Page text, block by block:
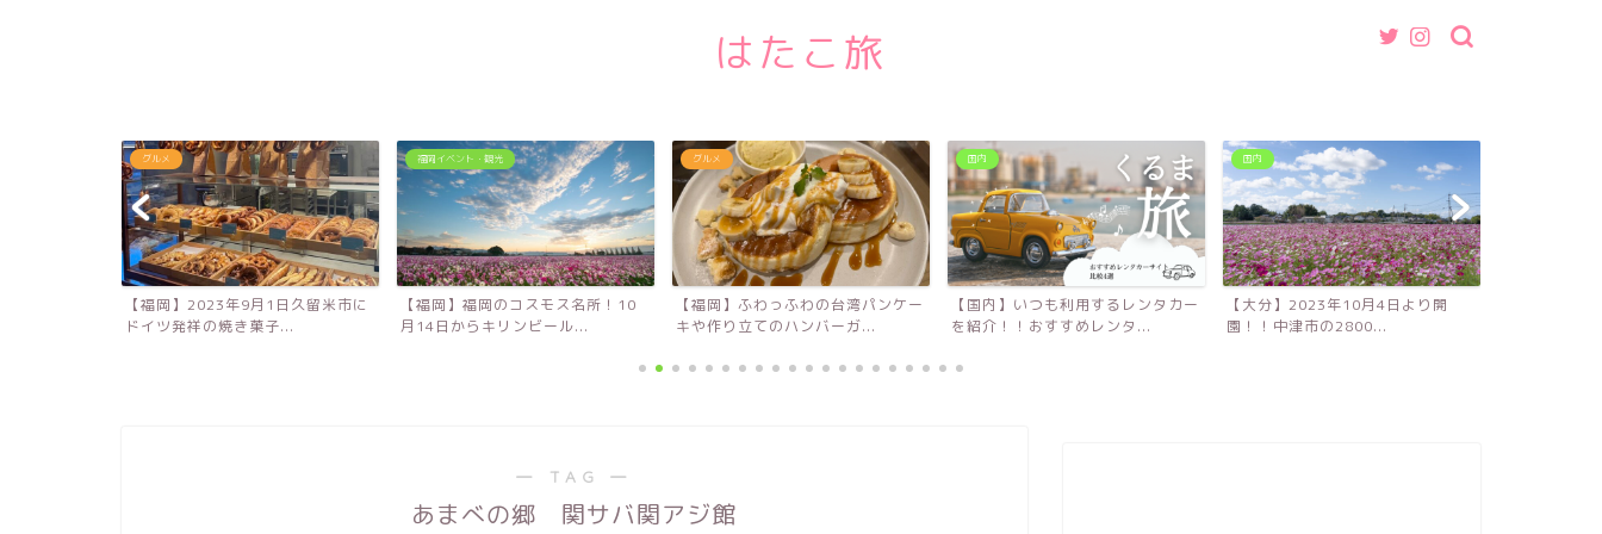
はたこ旅
グルメ
【福岡】2023年9月1日久留米市に
ドイツ発祥の焼き菓子...
福岡イベント・観光
【福岡】福岡のコスモス名所！10
月14日からキリンビール...
グルメ
【福岡】ふわっふわの台湾パンケー
キや作り立てのハンバーガ...
国内
【国内】いつも利用するレンタカー
を紹介！！おすすめレンタ...
国内
【大分】2023年10月4日より開
園！！中津市の2800...
― TAG ―
あまべの郷 関サバ関アジ館